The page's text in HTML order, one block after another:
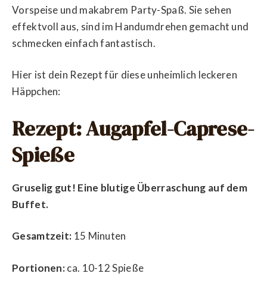
Vorspeise und makabrem Party-Spaß. Sie sehen
effektvoll aus, sind im Handumdrehen gemacht und
schmecken einfach fantastisch.
Hier ist dein Rezept für diese unheimlich leckeren
Häppchen:
Rezept: Augapfel-Caprese-
Spieße
Gruselig gut! Eine blutige Überraschung auf dem
Buffet.
Gesamtzeit: 15 Minuten
Portionen:ca. 10-12 Spieße